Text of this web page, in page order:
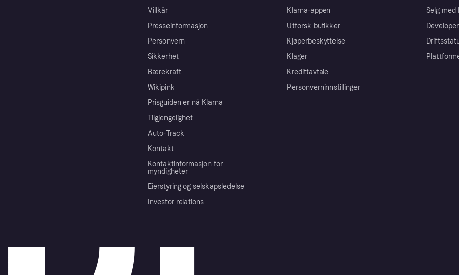
Villkår
Presseinformasjon
Personvern
Sikkerhet
Bærekraft
Wikipink
Prisguiden er nå Klarna
Tilgjengelighet
Auto-Track
Kontakt
Kontaktinformasjon for
myndigheter
Eierstyring og selskapsledelse
Investor relations
Klarna-appen
Utforsk butikker
Kjøperbeskyttelse
Klager
Kredittavtale
Personverninnstillinger
Selg med